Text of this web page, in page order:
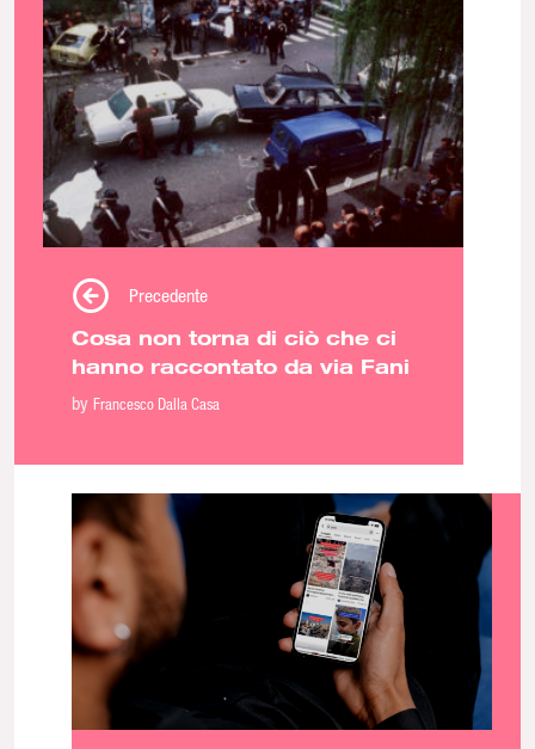
Precedente
Cosa non torna di ciò che ci
hanno raccontato da via Fani
by Francesco Dalla Casa